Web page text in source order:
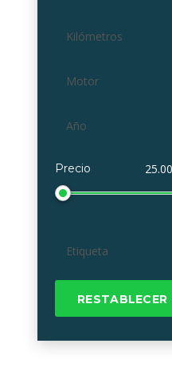
Kilómetros
Motor
Año
Precio
Etiqueta